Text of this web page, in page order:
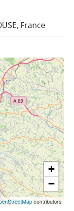
France
+
−
contributors